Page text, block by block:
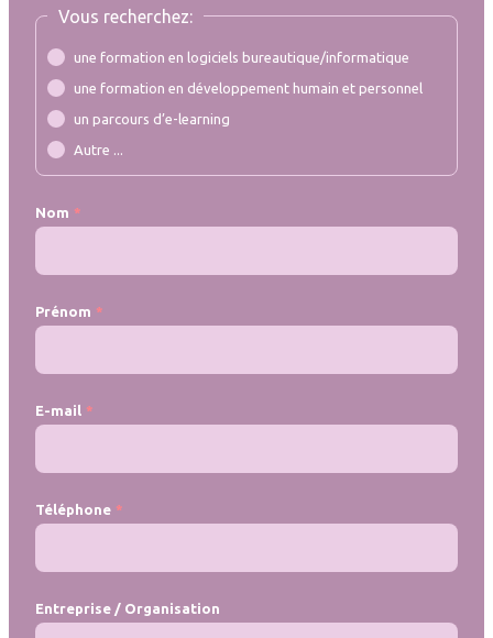
Vous recherchez:
une formation en logiciels bureautique/informatique
une formation en développement humain et personnel
un parcours d’e-learning
Autre ...
Nom
Prénom
E-mail
Téléphone
Entreprise / Organisation